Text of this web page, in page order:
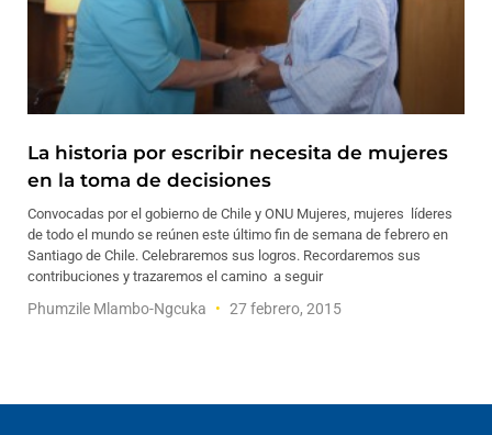
La historia por escribir necesita de mujeres
en la toma de decisiones
Convocadas por el gobierno de Chile y ONU Mujeres, mujeres líderes
de todo el mundo se reúnen este último fin de semana de febrero en
Santiago de Chile. Celebraremos sus logros. Recordaremos sus
contribuciones y trazaremos el camino a seguir
Phumzile Mlambo-Ngcuka 27 febrero, 2015